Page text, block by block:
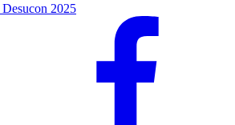
Desucon 2025